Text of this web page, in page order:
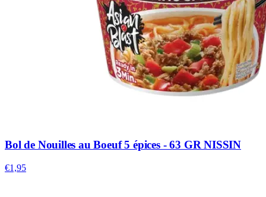
Bol de Nouilles au Boeuf 5 épices - 63 GR NISSIN
€1,95